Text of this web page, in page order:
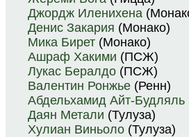
Джордж Иленихена
Денис Закария (Монако)
Мика Бирет (Монако)
Ашраф Хакими (ПСЖ)
Лукас Бералдо (ПСЖ)
Валентин Ронжье (Ренн)
Абдельхамид Айт-Будляль
Даян Метали (Тулуза)
Хулиан Виньоло (Тулуза)